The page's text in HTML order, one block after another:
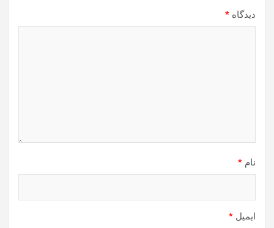
دیدگاه *
نام *
ایمیل *